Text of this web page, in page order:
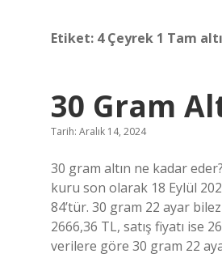
Etiket: 4 Çeyrek 1 Tam
30 Gram
Tarih: Aralık 14, 2024
30 gram altın ne kadar eder?
kuru son olarak 18 Eylül
84’tür. 30 gram 22 ayar
2666,36 TL, satış fiyatı ise
verilere göre 30 gram 22